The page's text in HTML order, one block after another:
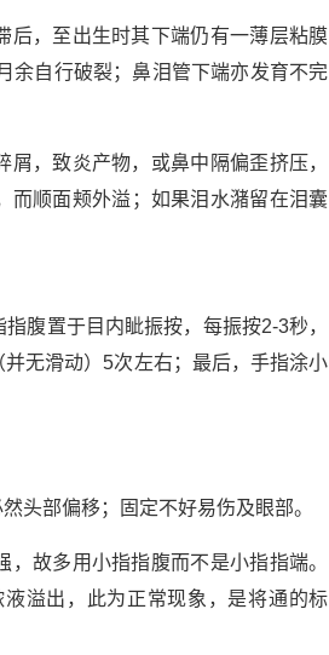
后，至出生时其下端仍有一薄层粘膜
余自行破裂；鼻泪管下端亦发育不完
，致炎产物，或鼻中隔偏歪挤压，
而顺面颊外溢；如果泪水潴留在泪囊
腹置于目内眦振按，每振按2-3秒，
无滑动）5次左右；最后，手指涂小
头部偏移；固定不好易伤及眼部。
故多用小指指腹而不是小指指端。
溢出，此为正常现象，是将通的标